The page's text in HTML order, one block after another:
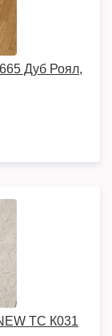
Дуб Роял,
TC К031